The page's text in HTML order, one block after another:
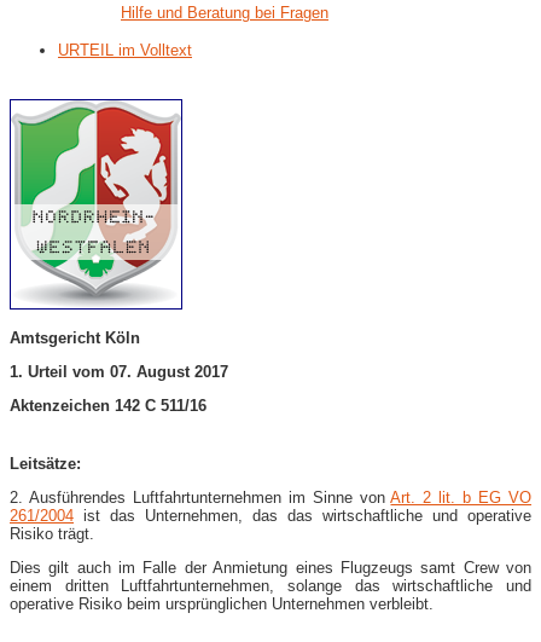
Hilfe und Beratung bei Fragen
URTEIL im Volltext
Amtsgericht Köln
1. Urteil vom 07. August 2017
Aktenzeichen 142 C 511/16
Leitsätze:
2. Ausführendes Luftfahrtunternehmen im Sinne vonArt. 2 lit. b EG VO
261/2004 ist das Unternehmen, das das wirtschaftliche und operative
Risiko trägt.
Dies gilt auch im Falle der Anmietung eines Flugzeugs samt Crew von
einem dritten Luftfahrtunternehmen, solange das wirtschaftliche und
operative Risiko beim ursprünglichen Unternehmen verbleibt.